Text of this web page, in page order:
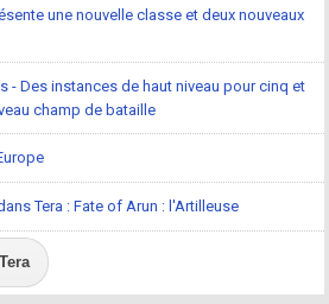
une nouvelle classe et deux nouveaux
- Des instances de haut niveau pour cinq et
champ de bataille
Tera : Fate of Arun : l'Artilleuse